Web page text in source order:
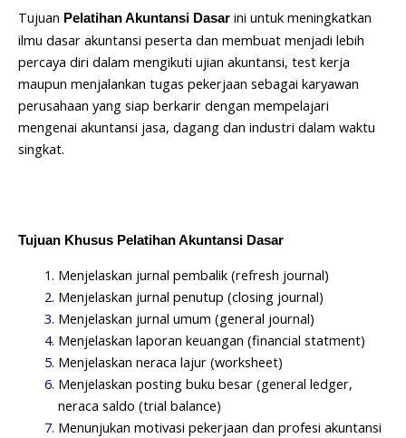
Tujuan Pelatihan Akuntansi Dasar ini untuk meningkatkan
ilmu dasar akuntansi peserta dan membuat menjadi lebih
percaya diri dalam mengikuti ujian akuntansi, test kerja
maupun menjalankan tugas pekerjaan sebagai karyawan
perusahaan yang siap berkarir dengan mempelajari
mengenai akuntansi jasa, dagang dan industri dalam waktu
singkat.
Tujuan Khusus Pelatihan Akuntansi Dasar
Menjelaskan jurnal pembalik (refresh journal)
Menjelaskan jurnal penutup (closing journal)
Menjelaskan jurnal umum (general journal)
Menjelaskan laporan keuangan (financial statment)
Menjelaskan neraca lajur (worksheet)
Menjelaskan posting buku besar (general ledger,
neraca saldo (trial balance)
Menunjukan motivasi pekerjaan dan profesi akuntansi